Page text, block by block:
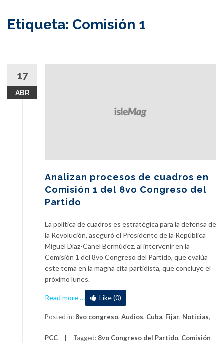
Etiqueta: Comisión 1
17
ABR
Analizan procesos de cuadros en
Comisión 1 del 8vo Congreso del
Partido
La política de cuadros es estratégica para la defensa de
la Revolución, aseguró el Presidente de la República
Miguel Díaz-Canel Bermúdez, al intervenir en la
Comisión 1 del 8vo Congreso del Partido, que evalúa
este tema en la magna cita partidista, que concluye el
próximo lunes.
Read more
about
Analizan
procesos
cuadros
… Like (0)
Posted in: 8vo congreso, Audios, Cuba, Fijar, Noticias,
PCC Tagged: 8vo Congreso del Partido, Comisión